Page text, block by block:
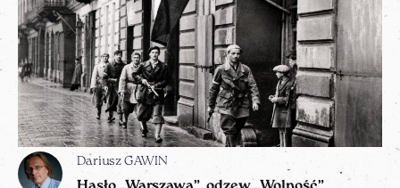
Dariusz GAWIN